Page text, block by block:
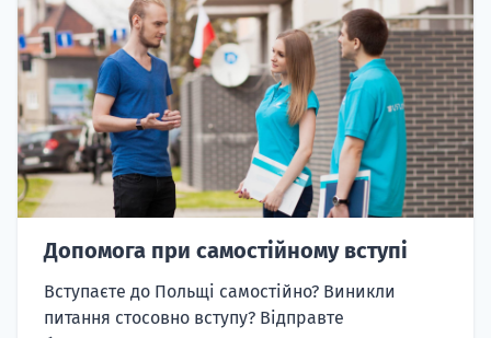
питання стосовно вступу? Відправте
безкоштовну заявку на надання допомоги